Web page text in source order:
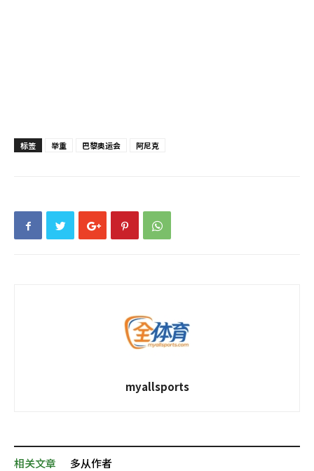
标签 举重 巴黎奥运会 阿尼克
myallsports
相关文章 多从作者